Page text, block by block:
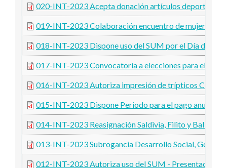
020-INT-2023 Acepta donación artículos deportivos
019-INT-2023 Colaboración encuentro de mujeres
018-INT-2023 Dispone uso del SUM por el Día de la
017-INT-2023 Convocatoria a elecciones para el 11
016-INT-2023 Autoriza impresión de trípticos COA
015-INT-2023 Dispone Periodo para el pago anual
014-INT-2023 Reasignación Saldivia, Filito y
013-INT-2023 Subrogancia Desarrollo Social,
012-INT-2023 Autoriza uso del SUM - Presentación